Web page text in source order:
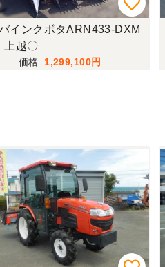
インクボタARN433-DXM
越〇
1,299,100